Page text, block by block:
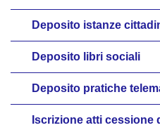
Deposito istanze
Deposito libri sociali
Deposito pratiche
Iscrizione atti cessione